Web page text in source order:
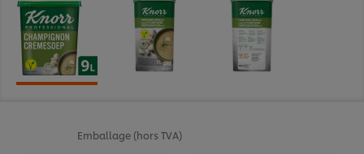
Emballage (hors TVA)